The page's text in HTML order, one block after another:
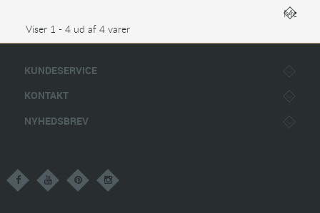
Mere
Viser 1 - 4 ud af 4 varer
KUNDESERVICE
KONTAKT
NYHEDSBREV